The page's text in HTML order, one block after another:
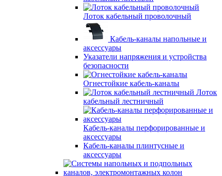
Лоток кабельный проволочный
Кабель-каналы напольные и
аксессуары
Указатели напряжения и устройства
безопасности
Огнестойкие кабель-каналы
Лоток
кабельный лестничный
Кабель-каналы перфорированные и
аксессуары
Кабель-каналы плинтусные и
аксессуары